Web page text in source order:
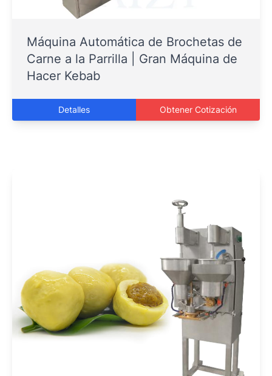
Máquina Automática de Brochetas de
Carne a la Parrilla | Gran Máquina de
Hacer Kebab
Detalles Obtener Cotización